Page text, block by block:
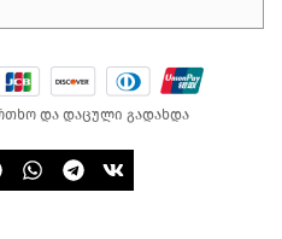
და დაცული გადახდა